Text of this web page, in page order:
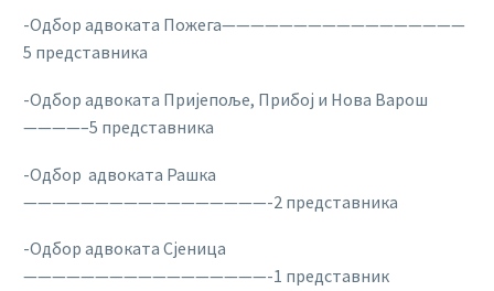
-Одбор адвоката Пожега—————————————————
5 представника
-Одбор адвоката Пријепоље, Прибој и Нова Варош
————–5 представника
-Одбор адвоката Рашка
—————————————————-2 представника
-Одбор адвоката Сјеница
—————————————————-1 представник